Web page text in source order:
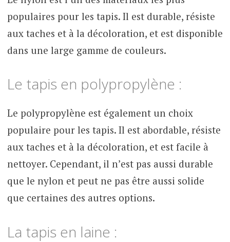
populaires pour les tapis. Il est durable, résiste
aux taches et à la décoloration, et est disponible
dans une large gamme de couleurs.
Le tapis en polypropylène :
Le polypropylène est également un choix
populaire pour les tapis. Il est abordable, résiste
aux taches et à la décoloration, et est facile à
nettoyer. Cependant, il n’est pas aussi durable
que le nylon et peut ne pas être aussi solide
que certaines des autres options.
La tapis en laine :